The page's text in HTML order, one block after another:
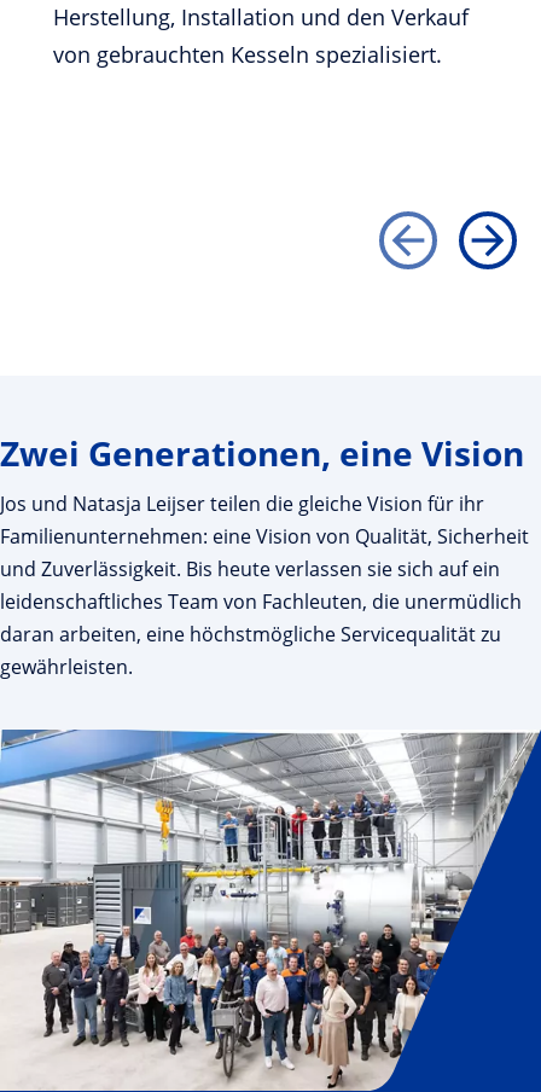
Herstellung, Installation und den Verkauf
von gebrauchten Kesseln spezialisiert.
Zwei Generationen, eine Vision
Jos und Natasja Leijser teilen die gleiche Vision für ihr
Familienunternehmen: eine Vision von Qualität, Sicherheit
und Zuverlässigkeit. Bis heute verlassen sie sich auf ein
leidenschaftliches Team von Fachleuten, die unermüdlich
daran arbeiten, eine höchstmögliche Servicequalität zu
gewährleisten.